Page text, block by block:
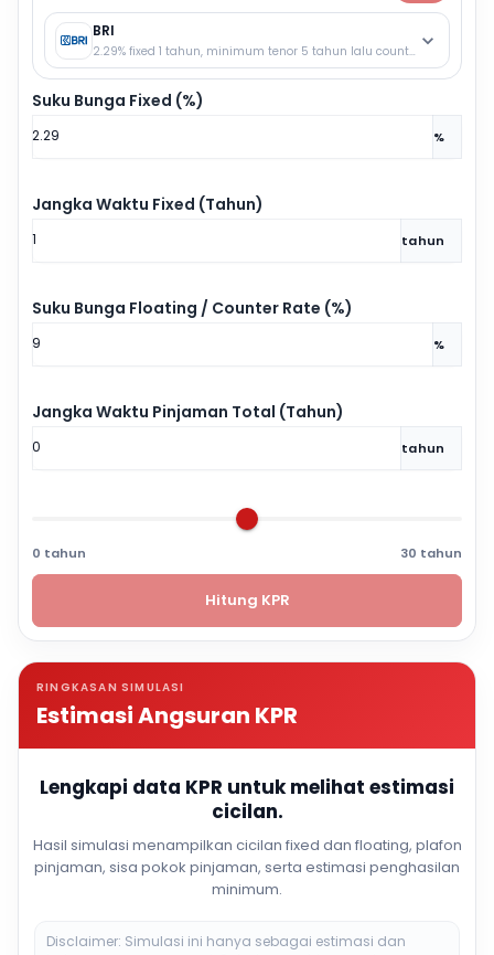
BRI
2.29% fixed 1 tahun, minimum tenor 5 tahun lalu counter rate.
Suku Bunga Fixed (%)
%
Jangka Waktu Fixed (Tahun)
tahun
Suku Bunga Floating / Counter Rate (%)
%
Jangka Waktu Pinjaman Total (Tahun)
tahun
0 tahun 30 tahun
Hitung KPR
RINGKASAN SIMULASI
Estimasi Angsuran KPR
Lengkapi data KPR untuk melihat estimasi
cicilan.
Hasil simulasi menampilkan cicilan fixed dan floating, plafon
pinjaman, sisa pokok pinjaman, serta estimasi penghasilan
minimum.
Disclaimer: Simulasi ini hanya sebagai estimasi dan